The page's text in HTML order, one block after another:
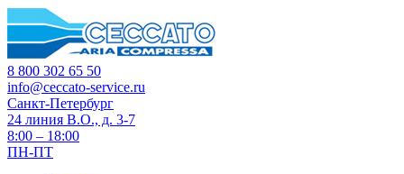
8 800 302 65 50
info@ceccato-service.ru
Санкт-Петербург
24 линия В.О., д. 3-7
8:00 – 18:00
ПН-ПТ